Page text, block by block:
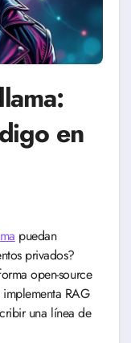
en
puedan
privados?
open-source
RAG
una línea de